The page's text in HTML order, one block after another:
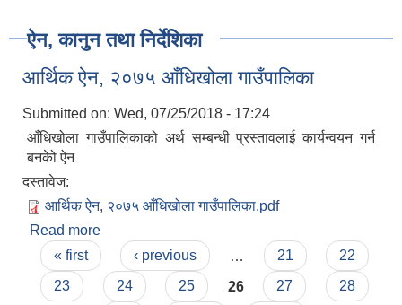
ऐन, कानुन तथा निर्देशिका
आर्थिक ऐन, २०७५ आँधिखोला गाउँपालिका
Submitted on: Wed, 07/25/2018 - 17:24
आँधिखोला गाउँपालिकाको अर्थ सम्बन्धी प्रस्तावलाई कार्यन्वयन गर्न
बनकेो ऐन
दस्तावेज:
आर्थिक ऐन, २०७५ आँधिखोला गाउँपालिका.pdf
Read more
Pages
« first ‹ previous 21
22
23
24 25 26 27
28